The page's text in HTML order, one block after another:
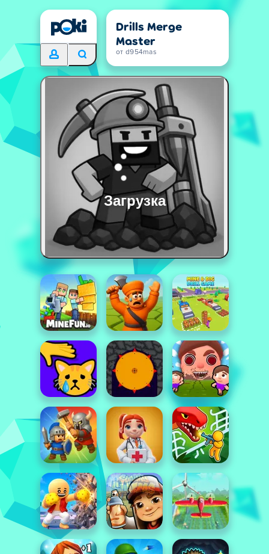
Drills Merge
Master
от d954mas
Загрузка